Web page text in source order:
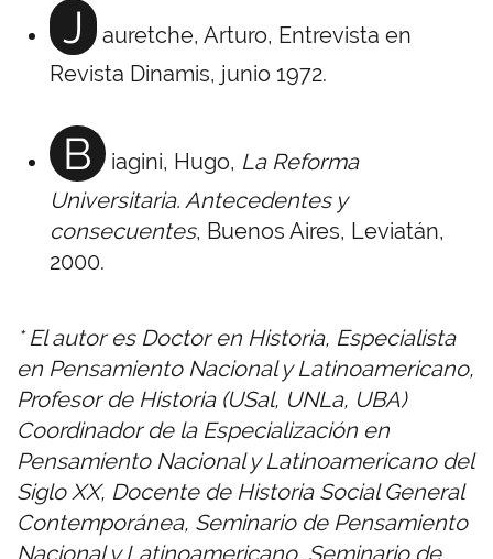
J
auretche, Arturo, Entrevista en
Revista Dinamis, junio 1972.
B iagini, Hugo, La Reforma
Universitaria. Antecedentes y
consecuentes, Buenos Aires, Leviatán,
2000.
* El autor es Doctor en Historia, Especialista
en Pensamiento Nacional y Latinoamericano,
Profesor de Historia (USal, UNLa, UBA)
Coordinador de la Especialización en
Pensamiento Nacional y Latinoamericano del
Siglo XX, Docente de Historia Social General
Contemporánea, Seminario de Pensamiento
Nacional y Latinoamericano, Seminario de